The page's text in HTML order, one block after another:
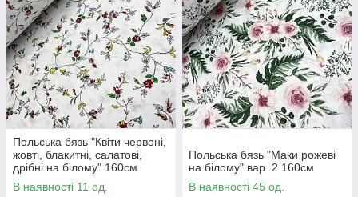
Польська бязь "Квіти червоні,
жовті, блакитні, салатові,
дрібні на білому" 160см
В наявності 11 од.
Польська бязь "Маки рожеві
на білому" вар. 2 160см
В наявності 45 од.